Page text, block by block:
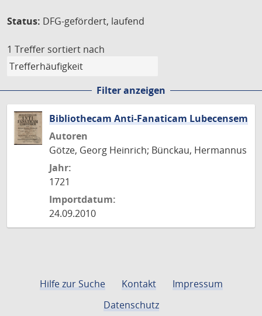
Status: DFG-gefördert, laufend
1 Treffer sortiert nach
Filter anzeigen
Bibliothecam Anti-Fanaticam Lubecensem
Autoren
Götze, Georg Heinrich; Bünckau, Hermannus
Jahr:
1721
Importdatum:
24.09.2010
Hilfe zur Suche Kontakt
Impressum
Datenschutz